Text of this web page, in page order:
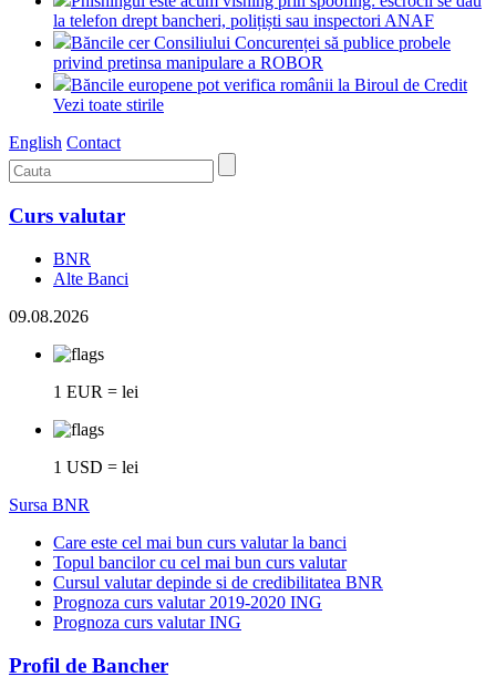
la telefon drept bancheri, polițiști sau inspectori ANAF
Băncile cer Consiliului Concurenței să publice probele
privind pretinsa manipulare a ROBOR
Băncile europene pot verifica românii la Biroul de Credit
Vezi toate stirile
English Contact
Curs valutar
BNR
Alte Banci
09.08.2026
1 EUR = lei
1 USD = lei
Sursa BNR
Care este cel mai bun curs valutar la banci
Topul bancilor cu cel mai bun curs valutar
Cursul valutar depinde si de credibilitatea BNR
Prognoza curs valutar 2019-2020 ING
Prognoza curs valutar ING
Profil de Bancher